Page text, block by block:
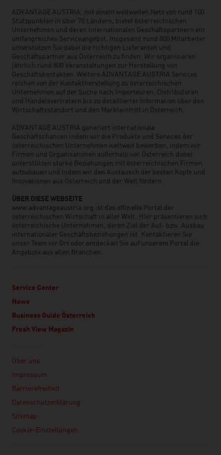
ADVANTAGE AUSTRIA, mit einem weltweiten Netz von rund 100
Stützpunkten in über 70 Ländern, bietet österreichischen
Unternehmen und deren internationalen Geschäftspartnern ein
umfangreiches Serviceangebot. Insgesamt rund 800 Mitarbeiter
unterstützen Sie dabei die richtigen Lieferanten und
Geschäftspartner aus Österreich zu finden. Wir organisieren
jährlich rund 800 Veranstaltungen zur Herstellung von
Geschäftskontakten. Weitere ADVANTAGE AUSTRIA Services
reichen von der Kontaktherstellung zu österreichischen
Unternehmen auf der Suche nach Importeuren, Distributoren
und Handelsvertretern bis zu detaillierter Information über den
Wirtschaftsstandort und den Markteintritt in Österreich.
ADVANTAGE AUSTRIA generiert internationale
Geschäftschancen indem wir die Produkte und Services der
österreichischen Unternehmen weltweit bewerben, indem wir
Firmen und Organisationen außerhalb von Österreich dabei
unterstützen starke Beziehungen mit österreichischen Firmen
aufzubauen und indem wir den Austausch der besten Köpfe und
Innovationen aus Österreich und der Welt fördern.
ÜBER DIESE WEBSEITE
www.advantageaustria.org ist das offizielle Portal der
österreichischen Wirtschaft in aller Welt. Hier präsentieren sich
österreichische Unternehmen, deren Ziel der Auf- bzw. Ausbau
internationaler Geschäftsbeziehungen ist. Kontaktieren Sie
unser Team vor Ort oder entdecken Sie auf unserem Portal die
Angebote aus allen Branchen.
Service Center
News
Business Guide Österreich
Fresh View Magazin
Über uns
Impressum
Barrierefreiheit
Datenschutzerklärung
Sitemap
Cookie-Einstellungen